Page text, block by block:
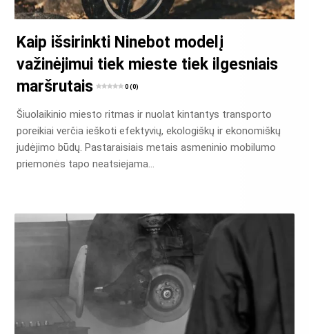
Kaip išsirinkti Ninebot modelį
važinėjimui tiek mieste tiek ilgesniais
maršrutais
0 (0)
Šiuolaikinio miesto ritmas ir nuolat kintantys transporto
poreikiai verčia ieškoti efektyvių, ekologiškų ir ekonomiškų
judėjimo būdų. Pastaraisiais metais asmeninio mobilumo
priemonės tapo neatsiejama…